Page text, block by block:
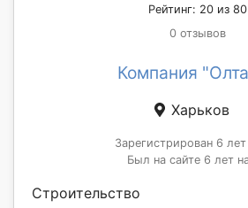
Рейтинг: 20 из 80
0 отзывов
Компания
Харьков
Зарегистрирован 6 лет
Был на сайте 6 лет
Строительство